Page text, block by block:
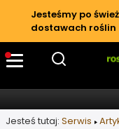
Jesteśmy po
dostawach roślin
Jesteś tutaj: Serwis